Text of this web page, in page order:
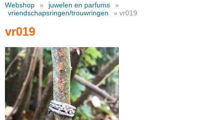
catalogus
kleding
decoratie
juwelen en parfums
schoenen
handtassen en portefeuilles
Contact
Webshop » juwelen en parfums
»
vriendschapsringen/trouwringen
» vr019
vr019